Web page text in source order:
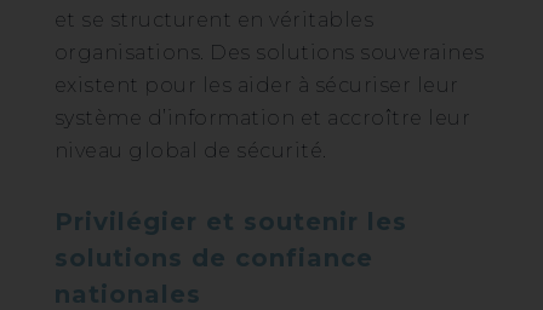
et se structurent en véritables
organisations. Des solutions souveraines
existent pour les aider à sécuriser leur
système d’information et accroître leur
niveau global de sécurité.
Privilégier et soutenir les
solutions de confiance
nationales